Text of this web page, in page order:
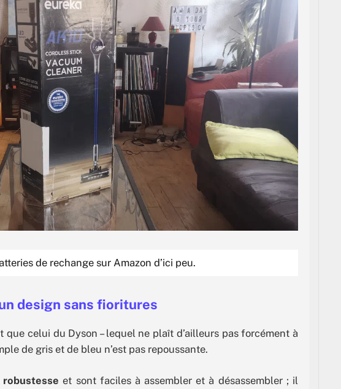
de rechange sur Amazon d’ici peu.
design sans fioritures
que celui du Dyson – lequel ne plaît d’ailleurs pas forcément à
de gris et de bleu n’est pas repoussante.
robustesse et sont faciles à assembler et à désassembler ; il